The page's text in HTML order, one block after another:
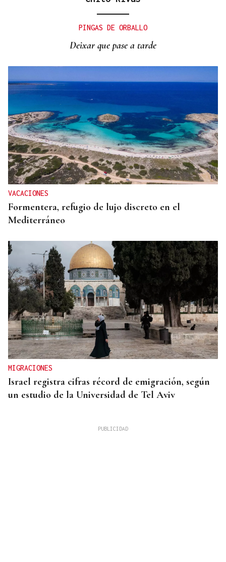
Vázquez Alvite, nuevo presidente del Comité
PINGAS DE ORBALLO
Deixar que pase a tarde
VACACIONES
Formentera, refugio de lujo discreto en el
Mediterráneo
MIGRACIONES
Israel registra cifras récord de emigración, según
un estudio de la Universidad de Tel Aviv